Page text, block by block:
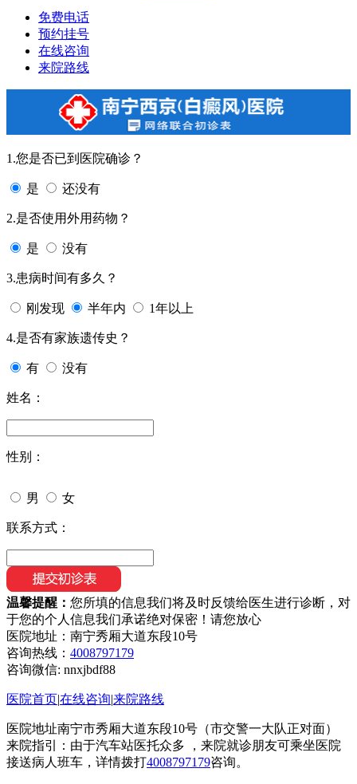
免费电话
预约挂号
在线咨询
来院路线
1.您是否已到医院确诊？
是 还没有
2.是否使用外用药物？
是 没有
3.患病时间有多久？
刚发现 半年内 1年以上
4.是否有家族遗传史？
有 没有
姓名：
性别：
男 女
联系方式：
温馨提醒： 您所填的信息我们将及时反馈给医生进行诊断，对
于您的个人信息我们承诺绝对保密！请您放心
医院地址：南宁秀厢大道东段10号
咨询热线： 4008797179
咨询微信: nnxjbdf88
医院首页|在线咨询|来院路线
医院地址南宁市秀厢大道东段10号（市交警一大队正对面）
来院指引：由于汽车站医托众多 ，来院就诊朋友可乘坐医院
接送病人班车，详情拨打4008797179咨询。